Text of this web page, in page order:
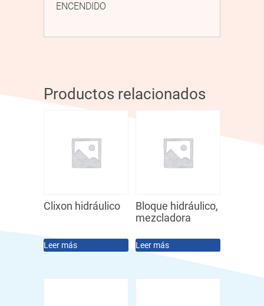
ENCENDIDO
Productos relacionados
Clixon hidráulico
Leer más
Bloque hidráulico,
mezcladora
Leer más